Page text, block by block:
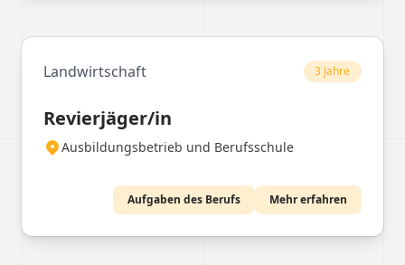
Landwirtschaft 3 Jahre
Revierjäger/in
Ausbildungsbetrieb und Berufsschule
Aufgaben des Berufs Mehr erfahren